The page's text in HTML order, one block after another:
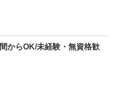
からOK/未経験・無資格歓